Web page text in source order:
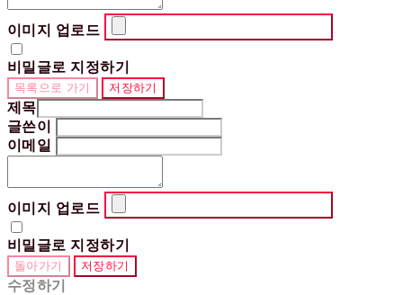
이미지 업로드
비밀글로 지정하기
목록으로 가기 저장하기
제목
글쓴이
이메일
이미지 업로드
비밀글로 지정하기
돌아가기 저장하기
수정하기